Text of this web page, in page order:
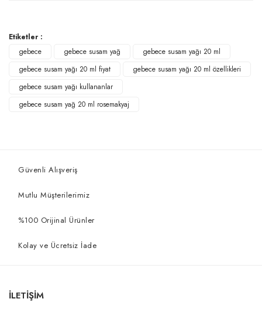
Etiketler :
gebece
gebece susam yağ
gebece susam yağı 20 ml
gebece susam yağı 20 ml fiyat
gebece susam yağı 20 ml özellikleri
gebece susam yağı kullananlar
gebece susam yağ 20 ml rosemakyaj
Güvenli Alışveriş
Mutlu Müşterilerimiz
%100 Orijinal Ürünler
Kolay ve Ücretsiz İade
İLETİŞİM